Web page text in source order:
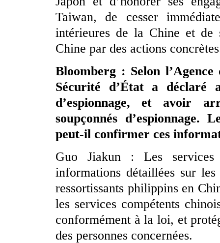
Taiwan, de cesser
intérieures de la Chine et de
Chine par des actions
Bloomberg : Selon
Sécurité d’État a déclaré
d’espionnage, et avoir
soupçonnés d’espionnage.
peut-il confirmer ces
Guo Jiakun : Les services
informations détaillées sur les
ressortissants philippins en
les services compétents
conformément à la loi, et
des personnes concernées.